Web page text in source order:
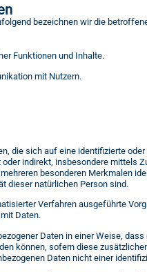
bezeichnen wir die
Funktionen und Inhalte.
mit Nutzern.
die sich auf eine identifizierte
indirekt, insbesondere mittels
besonderen Merkmalen
dieser natürlichen Person sind.
Verfahren ausgeführte
Daten.
Daten in einer Weise,
können, sofern diese
Daten nicht einer